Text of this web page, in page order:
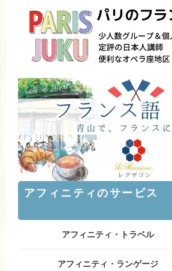
アフィニティのサービス
アフィニティ・トラベル
アフィニティ・ランゲージ